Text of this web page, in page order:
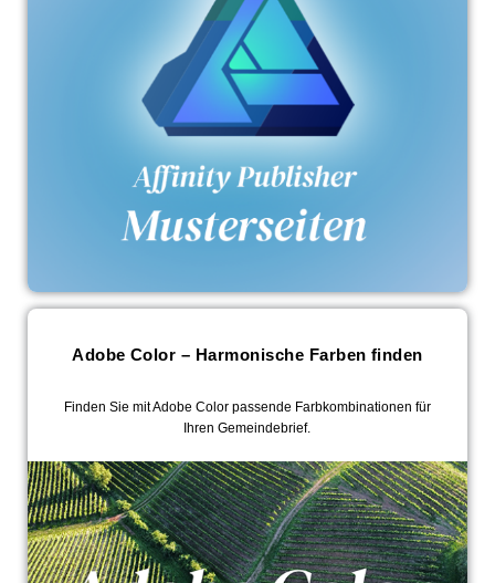
Adobe Color – Harmonische Farben finden
Finden Sie mit Adobe Color passende Farbkombinationen für
Ihren Gemeindebrief.